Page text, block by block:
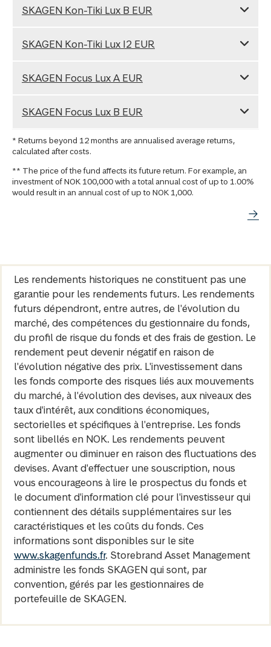
SKAGEN Kon-Tiki Lux B EUR
SKAGEN Kon-Tiki Lux I2 EUR
SKAGEN Focus Lux A EUR
SKAGEN Focus Lux B EUR
* Returns beyond 12 months are annualised average returns,
calculated after costs.
** The price of the fund affects its future return. For example, an
investment of NOK 100,000 with a total annual cost of up to 1.00%
would result in an annual cost of up to NOK 1,000.
Les rendements historiques ne constituent pas une
garantie pour les rendements futurs. Les rendements
futurs dépendront, entre autres, de l'évolution du
marché, des compétences du gestionnaire du fonds,
du profil de risque du fonds et des frais de gestion. Le
rendement peut devenir négatif en raison de
l'évolution négative des prix. L'investissement dans
les fonds comporte des risques liés aux mouvements
du marché, à l'évolution des devises, aux niveaux des
taux d'intérêt, aux conditions économiques,
sectorielles et spécifiques à l'entreprise. Les fonds
sont libellés en NOK. Les rendements peuvent
augmenter ou diminuer en raison des fluctuations des
devises. Avant d'effectuer une souscription, nous
vous encourageons à lire le prospectus du fonds et
le document d'information clé pour l'investisseur qui
contiennent des détails supplémentaires sur les
caractéristiques et les coûts du fonds. Ces
informations sont disponibles sur le site
www.skagenfunds.fr. Storebrand Asset Management
administre les fonds SKAGEN qui sont, par
convention, gérés par les gestionnaires de
portefeuille de SKAGEN.